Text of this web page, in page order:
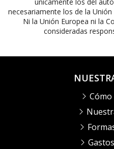
necesariamente los de la
Ni la Unión Europea ni la
consideradas